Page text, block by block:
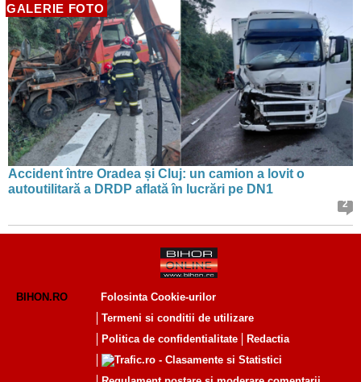
GALERIE FOTO
Accident între Oradea și Cluj: un camion a lovit o
autoutilitară a DRDP aflată în lucrări pe DN1
2
BIHON.RO
Folosinta Cookie-urilor
Termeni si conditii de utilizare
Politica de confidentialitate
Redactia